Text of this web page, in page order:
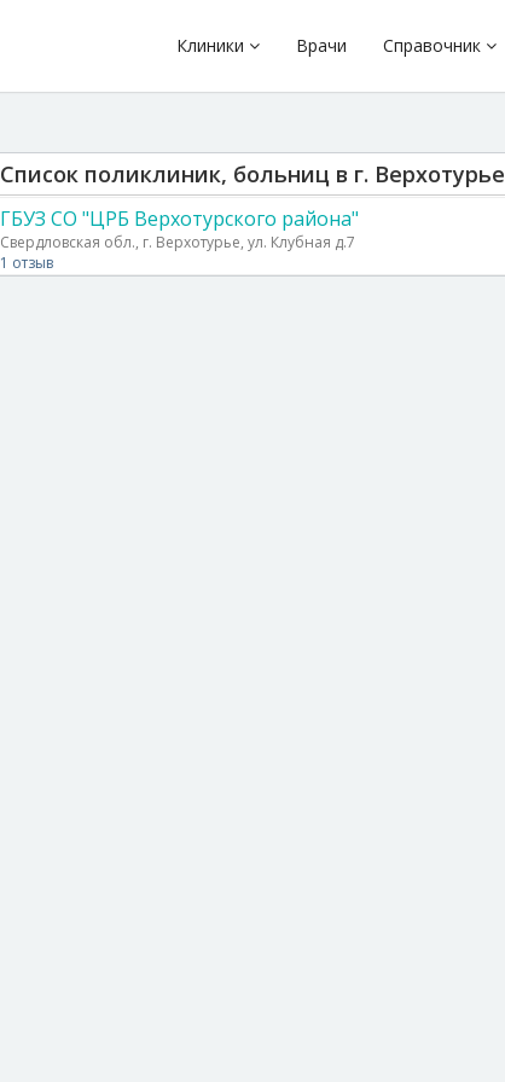
Клиники Врачи Справочник
Список поликлиник, больниц в г. Верхотурье
ГБУЗ СО "ЦРБ Верхотурского района"
Свердловская обл., г. Верхотурье, ул. Клубная д.7
1 отзыв